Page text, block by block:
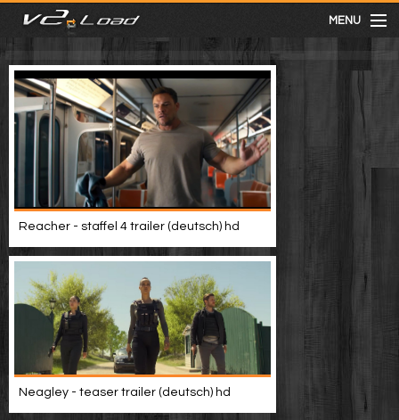
MENU
meist gesehen
neuste
kategorien
Menu
mit facebook anmelden
Informationen
Video suchen
Reacher - staffel 4 trailer (deutsch) hd
Neagley - teaser trailer (deutsch) hd